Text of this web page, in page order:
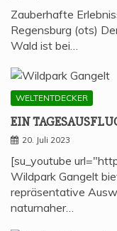
Zauberhafte
Regensburg (ots)
Wald ist bei…
WELTENTDECKER
EIN
20. Juli 2023
[su_youtube
Wildpark Gangelt
repräsentative
naturnaher…